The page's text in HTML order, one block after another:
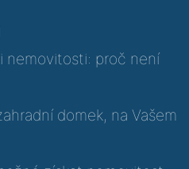
nemovitosti: proč není
domek, na Vašem